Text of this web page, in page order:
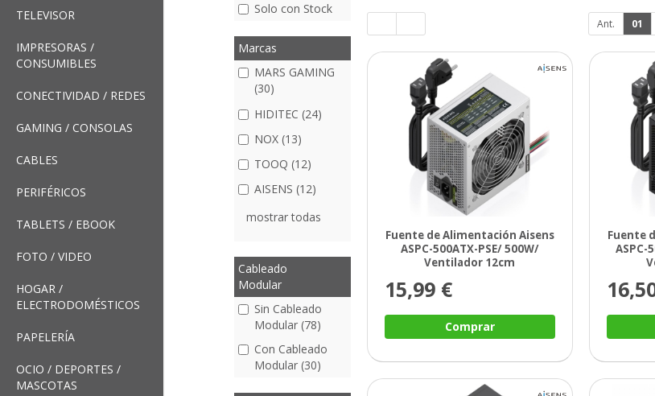
TELEVISOR
IMPRESORAS /
CONSUMIBLES
CONECTIVIDAD / REDES
GAMING / CONSOLAS
CABLES
PERIFÉRICOS
TABLETS / EBOOK
FOTO / VIDEO
HOGAR /
ELECTRODOMÉSTICOS
PAPELERÍA
OCIO / DEPORTES /
MASCOTAS
Solo con Stock
Marcas
MARS GAMING
(30)
HIDITEC (24)
NOX (13)
TOOQ (12)
AISENS (12)
mostrar todas
Cableado
Modular
Sin Cableado
Modular (78)
Con Cableado
Modular (30)
Ant. 01
Fuente de Alimentación Aisens
ASPC-500ATX-PSE/ 500W/
Ventilador 12cm
15,99 €
Comprar
Fuente
ASPC-